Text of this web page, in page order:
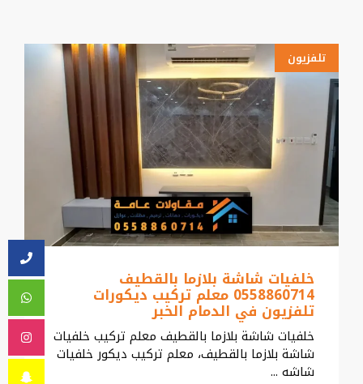
تلفزيون
خلفيات شاشة بلازما بالقطيف
0558860714 معلم تركيب ديكورات
تلفزيون في الدمام الخبر
خلفيات شاشة بلازما بالقطيف معلم تركيب خلفيات
شاشة بلازما بالقطيف، معلم تركيب ديكور خلفيات
شاشه ...